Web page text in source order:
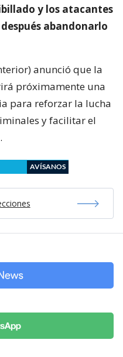
y los atacantes
abandonarlo
anunció que la
próximamente una
para reforzar la lucha
y facilitar el
AVÍSANOS